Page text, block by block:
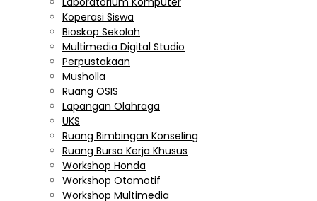
Koperasi Siswa
Bioskop Sekolah
Multimedia Digital Studio
Perpustakaan
Musholla
Ruang OSIS
Lapangan Olahraga
UKS
Ruang Bimbingan Konseling
Ruang Bursa Kerja Khusus
Workshop Honda
Workshop Otomotif
Workshop Multimedia